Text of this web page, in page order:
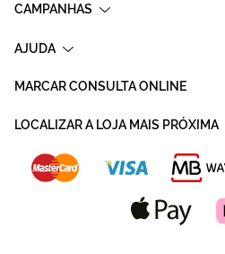
CAMPANHAS
AJUDA
MARCAR CONSULTA ONLINE
LOCALIZAR A LOJA MAIS PRÓXIMA